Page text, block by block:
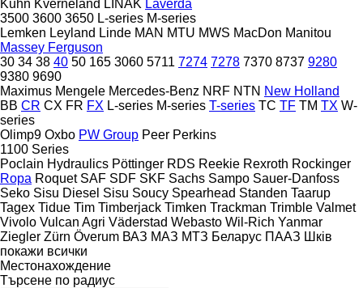
Kuhn Kverneland LINAK Laverda
3500 3600 3650 L-series M-series
Lemken Leyland Linde MAN MTU MWS MacDon Manitou
Massey Ferguson
30 34 38 40 50 165 3060 5711 7274 7278 7370 8737 9280
9380 9690
Maximus Mengele Mercedes-Benz NRF NTN New Holland
BB CR CX FR FX L-series M-series T-series TC TF TM TX W-
series
Olimp9 Oxbo PW Group Peer Perkins
1100 Series
Poclain Hydraulics Pöttinger RDS Reekie Rexroth Rockinger
Ropa Roquet SAF SDF SKF Sachs Sampo Sauer-Danfoss
Seko Sisu Diesel Sisu Soucy Spearhead Standen Taarup
Tagex Tidue Tim Timberjack Timken Trackman Trimble Valmet
Vivolo Vulcan Agri Väderstad Webasto Wil-Rich Yanmar
Ziegler Zürn Överum ВАЗ МАЗ МТЗ Беларус ПААЗ Шків
покажи всички
Местонахождение
Търсене по радиус